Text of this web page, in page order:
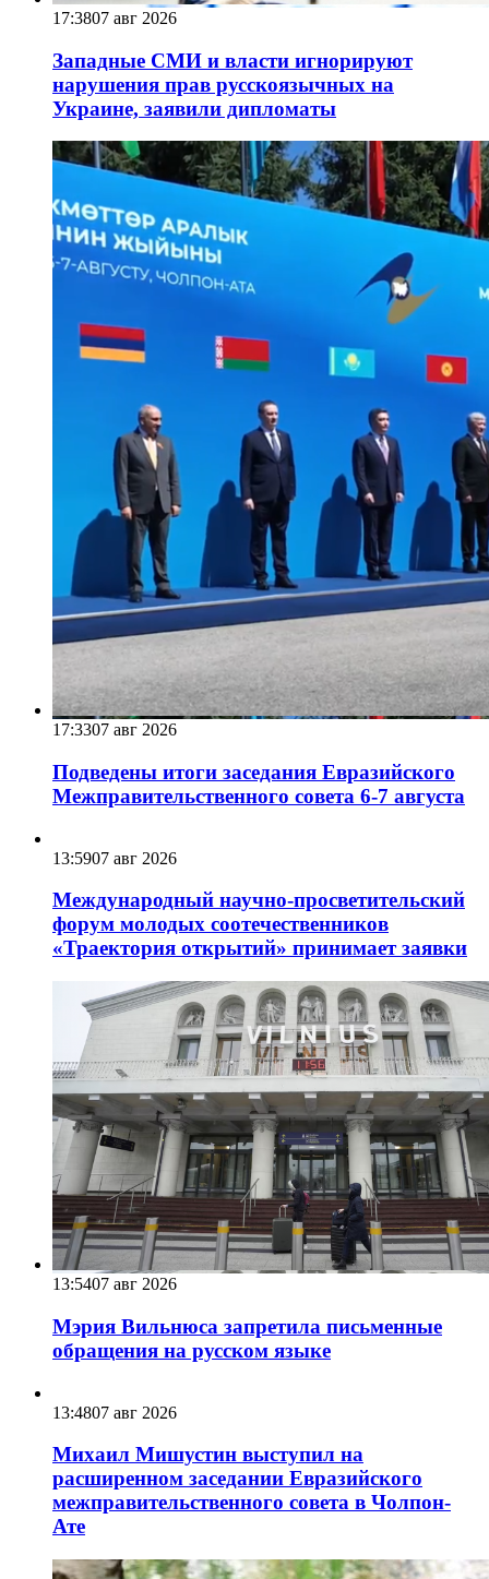
17:3807 авг 2026
Западные СМИ и власти игнорируют
нарушения прав русскоязычных на
Украине, заявили дипломаты
17:3307 авг 2026
Подведены итоги заседания Евразийского
Межправительственного совета 6-7 августа
13:5907 авг 2026
Международный научно-просветительский
форум молодых соотечественников
«Траектория открытий» принимает заявки
13:5407 авг 2026
Мэрия Вильнюса запретила письменные
обращения на русском языке
13:4807 авг 2026
Михаил Мишустин выступил на
расширенном заседании Евразийского
межправительственного совета в Чолпон-
Ате